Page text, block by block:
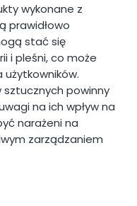
wykonane z
prawidłowo
stać się
i pleśni, co może
sztucznych powinny
na ich wpływ na
narażeni na
zarządzaniem